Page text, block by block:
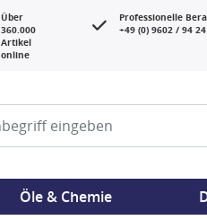
Über
360.000
Artikel
online
Professionelle
+49 (0) 9602 / 94
Öle & Chemie